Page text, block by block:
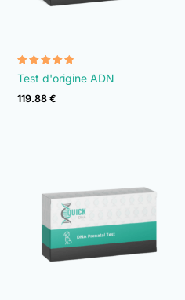
Note
4.74
sur 5
Test d'origine ADN
119.88 €